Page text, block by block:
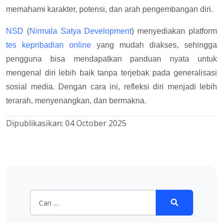
memahami karakter, potensi, dan arah pengembangan diri.
NSD (Nirmala Satya Development) menyediakan platform
tes kepribadian online yang mudah diakses, sehingga
pengguna bisa mendapatkan panduan nyata untuk
mengenal diri lebih baik tanpa terjebak pada generalisasi
sosial media. Dengan cara ini, refleksi diri menjadi lebih
terarah, menyenangkan, dan bermakna.
Dipublikasikan: 04 October 2025